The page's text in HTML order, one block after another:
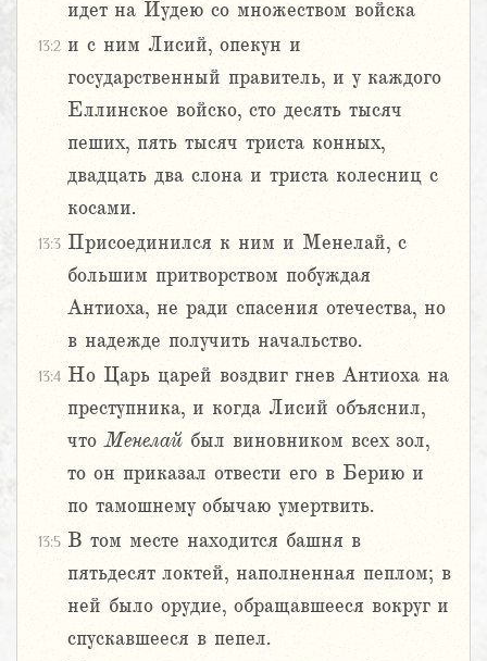
идет на Иудею со множеством войска
13:2 и с ним Лисий, опекун и
государственный правитель, и у каждого
Еллинское войско, сто десять тысяч
пеших, пять тысяч триста конных,
двадцать два слона и триста колесниц с
косами.
13:3 Присоединился к ним и Менелай, с
большим притворством побуждая
Антиоха, не ради спасения отечества, но
в надежде получить начальство.
13:4 Но Царь царей воздвиг гнев Антиоха на
преступника, и когда Лисий объяснил,
чтоМенелай был виновником всех зол,
то он приказал отвести его в Берию и
по тамошнему обычаю умертвить.
13:5 В том месте находится башня в
пятьдесят локтей, наполненная пеплом; в
ней было орудие, обращавшееся вокруг и
спускавшееся в пепел.